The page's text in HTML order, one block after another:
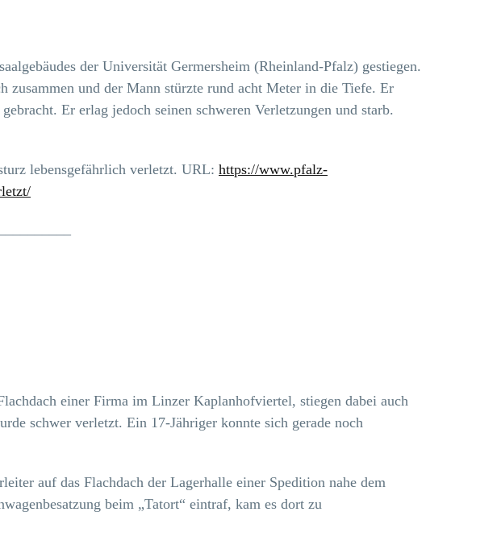
der Universität Germersheim (Rheinland-Pfalz) gestiegen.
und der Mann stürzte rund acht Meter in die Tiefe. Er
Er erlag jedoch seinen schweren Verletzungen und starb.
lebensgefährlich verletzt. URL: https://www.pfalz-
einer Firma im Linzer Kaplanhofviertel, stiegen dabei auch
schwer verletzt. Ein 17-Jähriger konnte sich gerade noch
auf das Flachdach der Lagerhalle einer Spedition nahe dem
beim „Tatort“ eintraf, kam es dort zu